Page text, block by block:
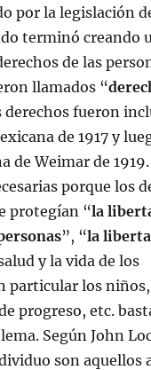
por la legislación
terminó creando
de las
llamados “
derechos fueron
de 1917 y
de Weimar de
porque los
protegían “la
”, “la
y la vida de los
particular los
progreso, etc.
Según John
son aquellos